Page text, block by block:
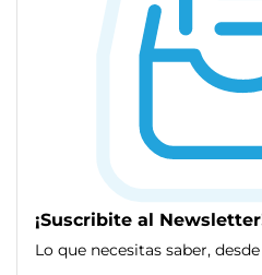
¡Suscribite al
Lo que necesitas saber,